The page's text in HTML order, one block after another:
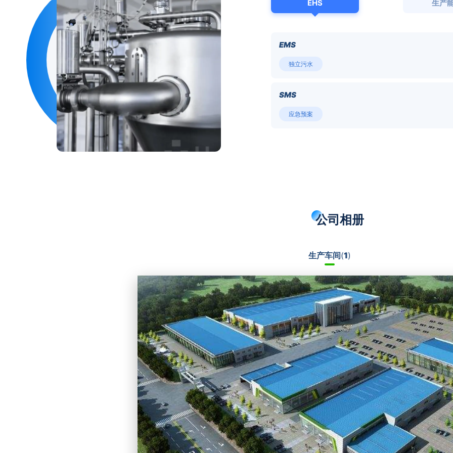
EMS
独立污水
SMS
应急预案
EHS 生产
公司相册
生产车间(1)